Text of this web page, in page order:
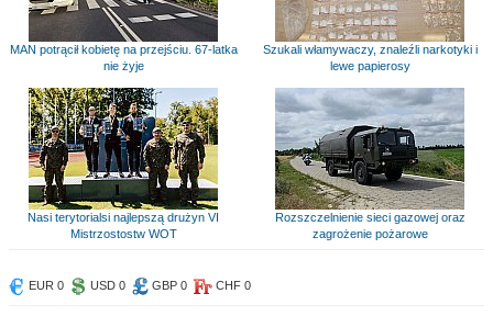
MAN potrącił kobietę na przejściu. 67-latka
nie żyje
Szukali włamywaczy, znaleźli narkotyki i
lewe papierosy
Nasi terytorialsi najlepszą drużyn VI
Mistrzostostw WOT
Rozszczelnienie sieci gazowej oraz
zagrożenie pożarowe
EUR 0 USD 0 GBP 0 CHF 0